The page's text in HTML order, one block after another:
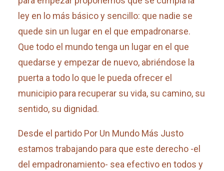
ley en lo más básico y sencillo: que nadie se
quede sin un lugar en el que empadronarse.
Que todo el mundo tenga un lugar en el que
quedarse y empezar de nuevo, abriéndose la
puerta a todo lo que le pueda ofrecer el
municipio para recuperar su vida, su camino, su
sentido, su dignidad.
Desde el partido Por Un Mundo Más Justo
estamos trabajando para que este derecho -el
del empadronamiento- sea efectivo en todos y